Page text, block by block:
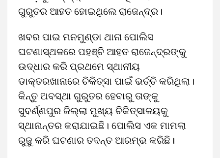
ଗୁରୁତର ଆହତ ହୋଇଥିଲେ ରାଜେନ୍ଦ୍ର।
ଖବର ପାଇ ମନମୁଣ୍ଡା ଥାନା ପୋଲିସ
ଘଟଣାସ୍ଥଳରେ ପହଞ୍ଚି ଆହତ ରାଜେନ୍ଦ୍ରଙ୍କୁ
ଉଦ୍ଧାର କରି ପ୍ରଥମେ ସ୍ଥାନୀୟ
ଡାକ୍ତରଖାନାରେ ଚିକିତ୍ସା ପାଇଁ ଭର୍ତ୍ତି କରିଥିଲା।
କିନ୍ତୁ ଅବସ୍ଥା ଗୁରୁତର ହେବାରୁ ତାଙ୍କୁ
ସୁବର୍ଣ୍ଣପୁର ଜିଲ୍ଲା ମୁଖ୍ୟ ଚିକିତ୍ସାଳୟକୁ
ସ୍ଥାନାନ୍ତର କରାଯାଇଛି। ପୋଲିସ ଏକ ମାମଲା
ରୁଜୁ କରି ଘଟଣାର ତଦନ୍ତ ଆରମ୍ଭ କରିଛି।